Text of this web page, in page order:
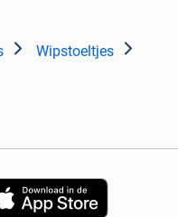
Wipstoeltjes